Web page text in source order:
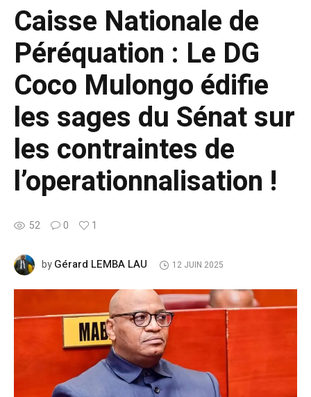
Caisse Nationale de
Péréquation : Le DG
Coco Mulongo édifie
les sages du Sénat sur
les contraintes de
l’operationnalisation !
52 0 1
byGérard LEMBA LAU 12 JUIN 2025